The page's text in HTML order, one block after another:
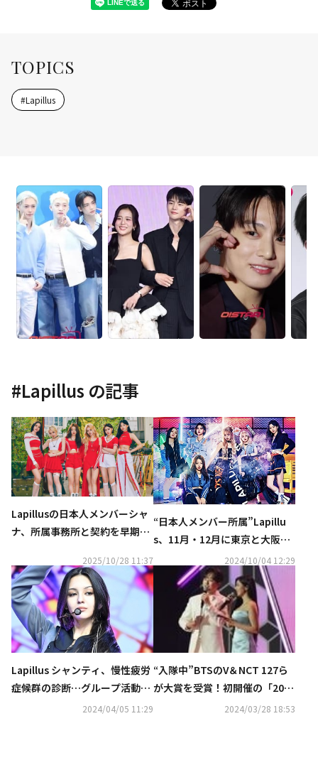
TOPICS
#Lapillus
#Lapillus の記事
Lapillusの日本人メンバーシャ
ナ、所属事務所と契約を早期終
いく」
2025/10/28 11:37
“日本人メンバー所属”Lapillu
s、11月・12月に東京と大阪で
ライブイベント開催決定！
2024/10/04 12:29
Lapillus シャンティ、慢性疲労
症候群の診断…グループ活動を
無期限中断へ「個人活動は継
2024/04/05 11:29
“入隊中”BTSのV＆NCT 127ら
が大賞を受賞！初開催の「2024
USA」に人気アーティストが集
2024/03/28 18:53